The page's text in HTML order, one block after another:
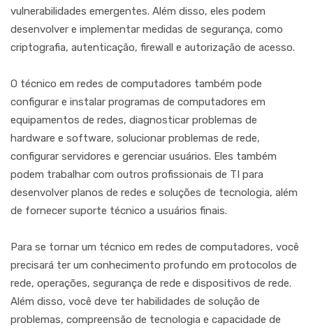
vulnerabilidades emergentes. Além disso, eles podem
desenvolver e implementar medidas de segurança, como
criptografia, autenticação, firewall e autorização de acesso.
O técnico em redes de computadores também pode
configurar e instalar programas de computadores em
equipamentos de redes, diagnosticar problemas de
hardware e software, solucionar problemas de rede,
configurar servidores e gerenciar usuários. Eles também
podem trabalhar com outros profissionais de TI para
desenvolver planos de redes e soluções de tecnologia, além
de fornecer suporte técnico a usuários finais.
Para se tornar um técnico em redes de computadores, você
precisará ter um conhecimento profundo em protocolos de
rede, operações, segurança de rede e dispositivos de rede.
Além disso, você deve ter habilidades de solução de
problemas, compreensão de tecnologia e capacidade de